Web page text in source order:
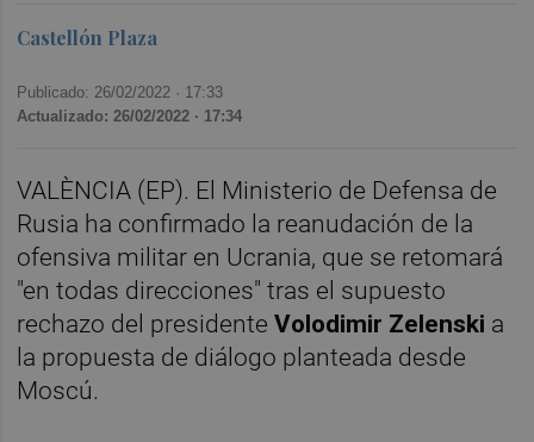
Castellón Plaza
Publicado: 26/02/2022 · 17:33
Actualizado: 26/02/2022 · 17:34
VALÈNCIA (EP). El Ministerio de Defensa de
Rusia ha confirmado la reanudación de la
ofensiva militar en Ucrania, que se retomará
"en todas direcciones" tras el supuesto
rechazo del presidenteVolodimir Zelenski a
la propuesta de diálogo planteada desde
Moscú.